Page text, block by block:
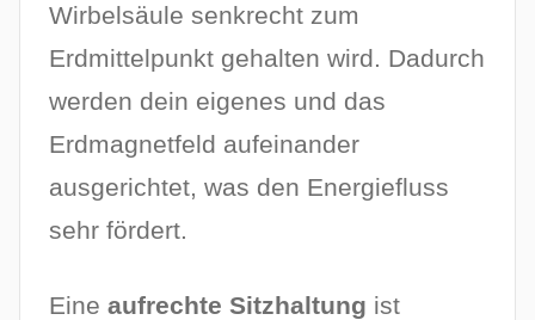
Wirbelsäule senkrecht zum
Erdmittelpunkt gehalten wird. Dadurch
werden dein eigenes und das
Erdmagnetfeld aufeinander
ausgerichtet, was den Energiefluss
sehr fördert.
Eine aufrechte Sitzhaltung ist